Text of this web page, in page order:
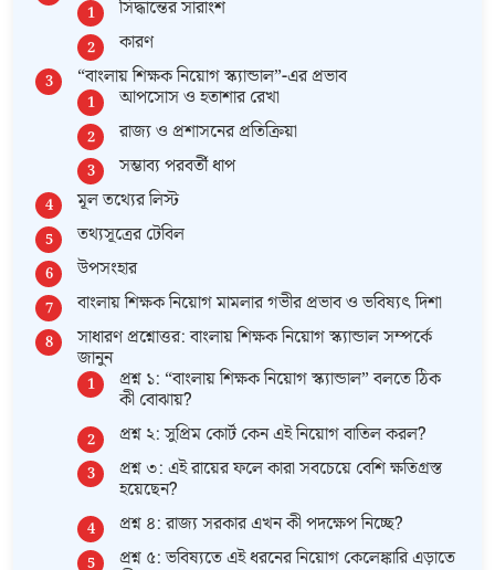
সিদ্ধান্তের সারাংশ
কারণ
“বাংলায় শিক্ষক নিয়োগ স্ক্যান্ডাল”-এর প্রভাব
আপসোস ও হতাশার রেখা
রাজ্য ও প্রশাসনের প্রতিক্রিয়া
সম্ভাব্য পরবর্তী ধাপ
মূল তথ্যের লিস্ট
তথ্যসূত্রের টেবিল
উপসংহার
বাংলায় শিক্ষক নিয়োগ মামলার গভীর প্রভাব ও ভবিষ্যৎ দিশা
সাধারণ প্রশ্নোত্তর: বাংলায় শিক্ষক নিয়োগ স্ক্যান্ডাল সম্পর্কে
জানুন
প্রশ্ন ১: “বাংলায় শিক্ষক নিয়োগ স্ক্যান্ডাল” বলতে ঠিক
কী বোঝায়?
প্রশ্ন ২: সুপ্রিম কোর্ট কেন এই নিয়োগ বাতিল করল?
প্রশ্ন ৩: এই রায়ের ফলে কারা সবচেয়ে বেশি ক্ষতিগ্রস্ত
হয়েছেন?
প্রশ্ন ৪: রাজ্য সরকার এখন কী পদক্ষেপ নিচ্ছে?
প্রশ্ন ৫: ভবিষ্যতে এই ধরনের নিয়োগ কেলেঙ্কারি এড়াতে